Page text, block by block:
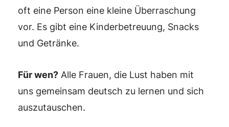
oft eine Person eine kleine Überraschung
vor. Es gibt eine Kinderbetreuung, Snacks
und Getränke.
Für wen? Alle Frauen, die Lust haben mit
uns gemeinsam deutsch zu lernen und sich
auszutauschen.